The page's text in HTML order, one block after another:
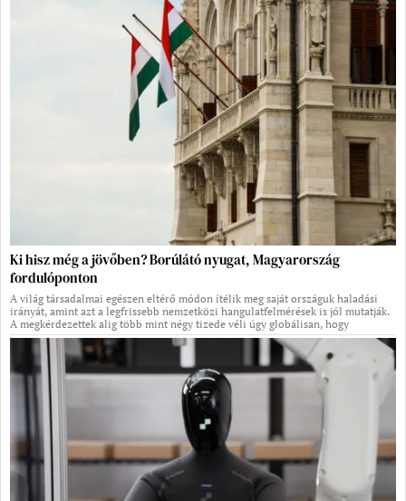
Ki hisz még a jövőben? Borúlátó nyugat, Magyarország
fordulóponton
A világ társadalmai egészen eltérő módon ítélik meg saját országuk haladási
irányát, amint azt a legfrissebb nemzetközi hangulatfelmérések is jól mutatják.
A megkérdezettek alig több mint négy tizede véli úgy globálisan, hogy